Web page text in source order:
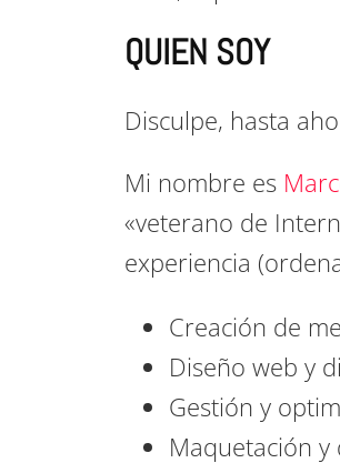
QUIEN SOY
Disculpe, hasta
Mi nombre es
«veterano de
experiencia
Creación de
Diseño web y
Gestión y
Maquetación